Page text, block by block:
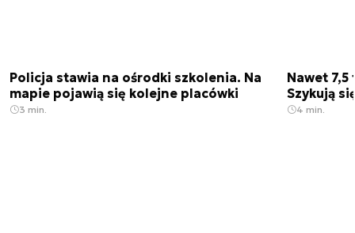
Policja stawia na ośrodki szkolenia. Na
mapie pojawią się kolejne placówki
3 min.
Nawet
Szykują
4 min.